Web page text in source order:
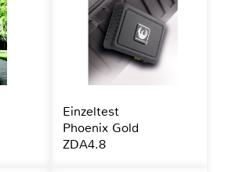
Einzeltest
Phoenix Gold
ZDA4.8